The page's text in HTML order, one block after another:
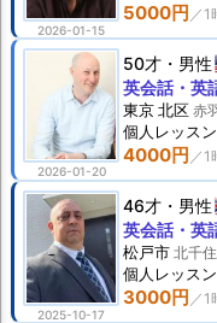
2026-01-15
5000円
2026-01-20
50才 男性
4000円
英会話・英
東京 北区 赤
個人 レッスン
2025-10-17
46才 男性
3000円
英会話・英
松戸市 北千
個人 レッスン